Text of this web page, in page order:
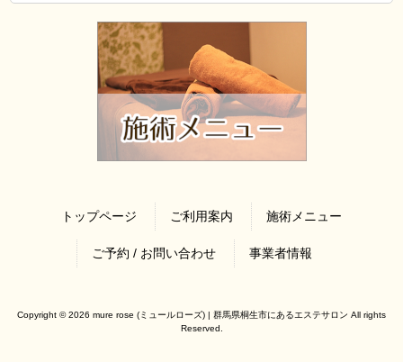
トップページ ご利用案内 施術メニュー
ご予約 / お問い合わせ 事業者情報
Copyright © 2026 mure rose (ミュールローズ) | 群馬県桐生市にあるエステサロン All rights
Reserved.